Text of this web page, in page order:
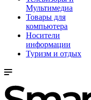
Мультимедиа
Товары для
компьютера
Носители
информации
Туризм и отдых